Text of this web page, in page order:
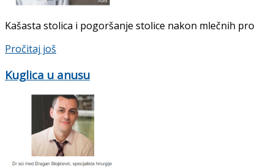
Kašasta stolica i pogoršanje stolice nakon mlečnih
Pročitaj još
Kuglica u anusu